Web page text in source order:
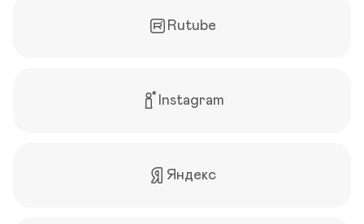
Rutube
Instagram
Яндекс